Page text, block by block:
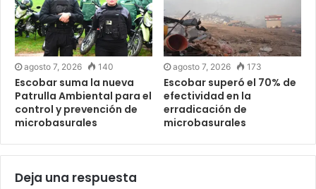
agosto 7, 2026 140
Escobar suma la nueva
Patrulla Ambiental para el
control y prevención de
microbasurales
agosto 7, 2026 173
Escobar superó el 70% de
efectividad en la
erradicación de
microbasurales
Deja una respuesta